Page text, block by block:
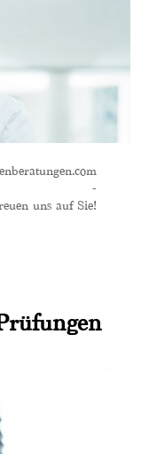
-
uns auf Sie!